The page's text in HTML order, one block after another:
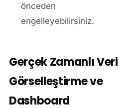
önceden
engelleyebilirsiniz.
Gerçek Zamanlı Veri
Görselleştirme ve
Dashboard